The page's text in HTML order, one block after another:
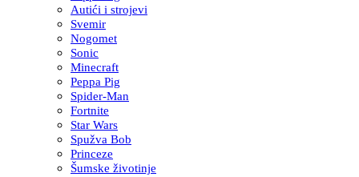
Autići i strojevi
Svemir
Nogomet
Sonic
Minecraft
Peppa Pig
Spider-Man
Fortnite
Star Wars
Spužva Bob
Princeze
Šumske životinje